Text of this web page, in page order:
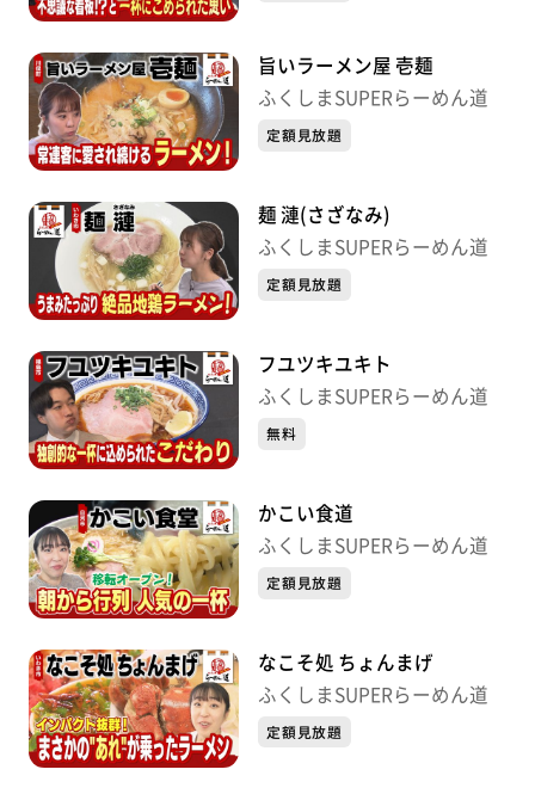
旨いラーメン屋 壱麺
ふくしまSUPERらーめん道
定額見放題
麺 漣(さざなみ)
ふくしまSUPERらーめん道
定額見放題
フユツキユキト
ふくしまSUPERらーめん道
無料
かこい食道
ふくしまSUPERらーめん道
定額見放題
なこそ処 ちょんまげ
ふくしまSUPERらーめん道
定額見放題